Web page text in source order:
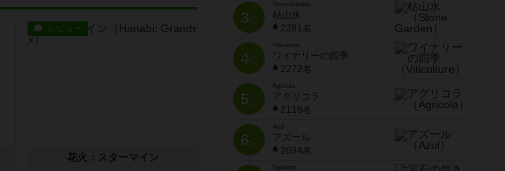
レビュー
花火：スターマイン
3位
Stone Garden
枯山水
2281名
4位
Viticulture
ワイナリーの四季
2272名
5位
Agricola
アグリコラ
2119名
6位
Azul
アズール
2034名